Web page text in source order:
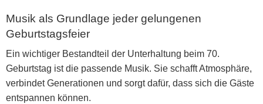
Musik als Grundlage jeder gelungenen
Geburtstagsfeier
Ein wichtiger Bestandteil der Unterhaltung beim 70.
Geburtstag ist die passende Musik. Sie schafft Atmosphäre,
verbindet Generationen und sorgt dafür, dass sich die Gäste
entspannen können.